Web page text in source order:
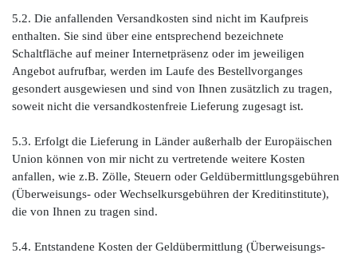
5.2. Die anfallenden Versandkosten sind nicht im Kaufpreis
enthalten. Sie sind über eine entsprechend bezeichnete
Schaltfläche auf meiner Internetpräsenz oder im jeweiligen
Angebot aufrufbar, werden im Laufe des Bestellvorganges
gesondert ausgewiesen und sind von Ihnen zusätzlich zu tragen,
soweit nicht die versandkostenfreie Lieferung zugesagt ist.
5.3. Erfolgt die Lieferung in Länder außerhalb der Europäischen
Union können von mir nicht zu vertretende weitere Kosten
anfallen, wie z.B. Zölle, Steuern oder Geldübermittlungsgebühren
(Überweisungs- oder Wechselkursgebühren der Kreditinstitute),
die von Ihnen zu tragen sind.
5.4. Entstandene Kosten der Geldübermittlung (Überweisungs-